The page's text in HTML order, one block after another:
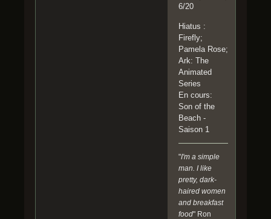
6/20
Hiatus :
Firefly;
Pamela Rose;
Ark: The
Animated
Series
En cours:
Son of the
Beach -
Saison 1
"I'm a simple
man. I like
pretty, dark-
haired women
and breakfast
food" Ron